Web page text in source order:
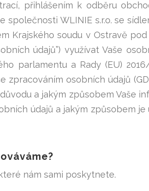
přihlášením k odběru
WLINIE s.r.o. se
Krajského soudu v Ostravě pod
údajů”) využívat Vaše
parlamentu a Rady (EU)
zpracováním osobních údajů
a jakým způsobem Vaše
údajů a jakým způsobem
nám sami poskytnete.